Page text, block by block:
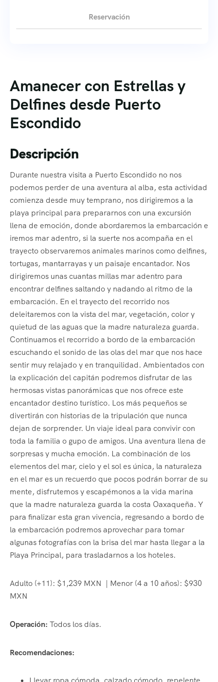
Amanecer con Estrellas y
Delfines desde Puerto
Escondido
Descripción
Durante nuestra visita a Puerto Escondido no nos
podemos perder de una aventura al alba, esta actividad
comienza desde muy temprano, nos dirigiremos a la
playa principal para prepararnos con una excursión
llena de emoción, donde abordaremos la embarcación e
iremos mar adentro, si la suerte nos acompaña en el
trayecto observaremos animales marinos como delfines,
tortugas, mantarrayas y un paisaje encantador. Nos
dirigiremos unas cuantas millas mar adentro para
encontrar delfines saltando y nadando al ritmo de la
embarcación. En el trayecto del recorrido nos
deleitaremos con la vista del mar, vegetación, color y
quietud de las aguas que la madre naturaleza guarda.
Continuamos el recorrido a bordo de la embarcación
escuchando el sonido de las olas del mar que nos hace
sentir muy relajado y en tranquilidad. Ambientados con
la explicación del capitán podremos disfrutar de las
hermosas vistas panorámicas que nos ofrece este
encantador destino turístico. Los más pequeños se
divertirán con historias de la tripulación que nunca
dejan de sorprender. Un viaje ideal para convivir con
toda la familia o gupo de amigos. Una aventura llena de
sorpresas y mucha emoción. La combinación de los
elementos del mar, cielo y el sol es única, la naturaleza
en el mar es un recuerdo que pocos podrán borrar de su
mente, disfrutemos y escapémonos a la vida marina
que la madre naturaleza guarda la costa Oaxaqueña. Y
para finalizar esta gran vivencia, regresando a bordo de
la embarcación podremos aprovechar para tomar
algunas fotografías con la brisa del mar hasta llegar a la
Playa Principal, para trasladarnos a los hoteles.
Adulto (+11): $1,239 MXN | Menor (4 a 10 años): $930
MXN
Operación: Todos los días.
Recomendaciones:
Reservación